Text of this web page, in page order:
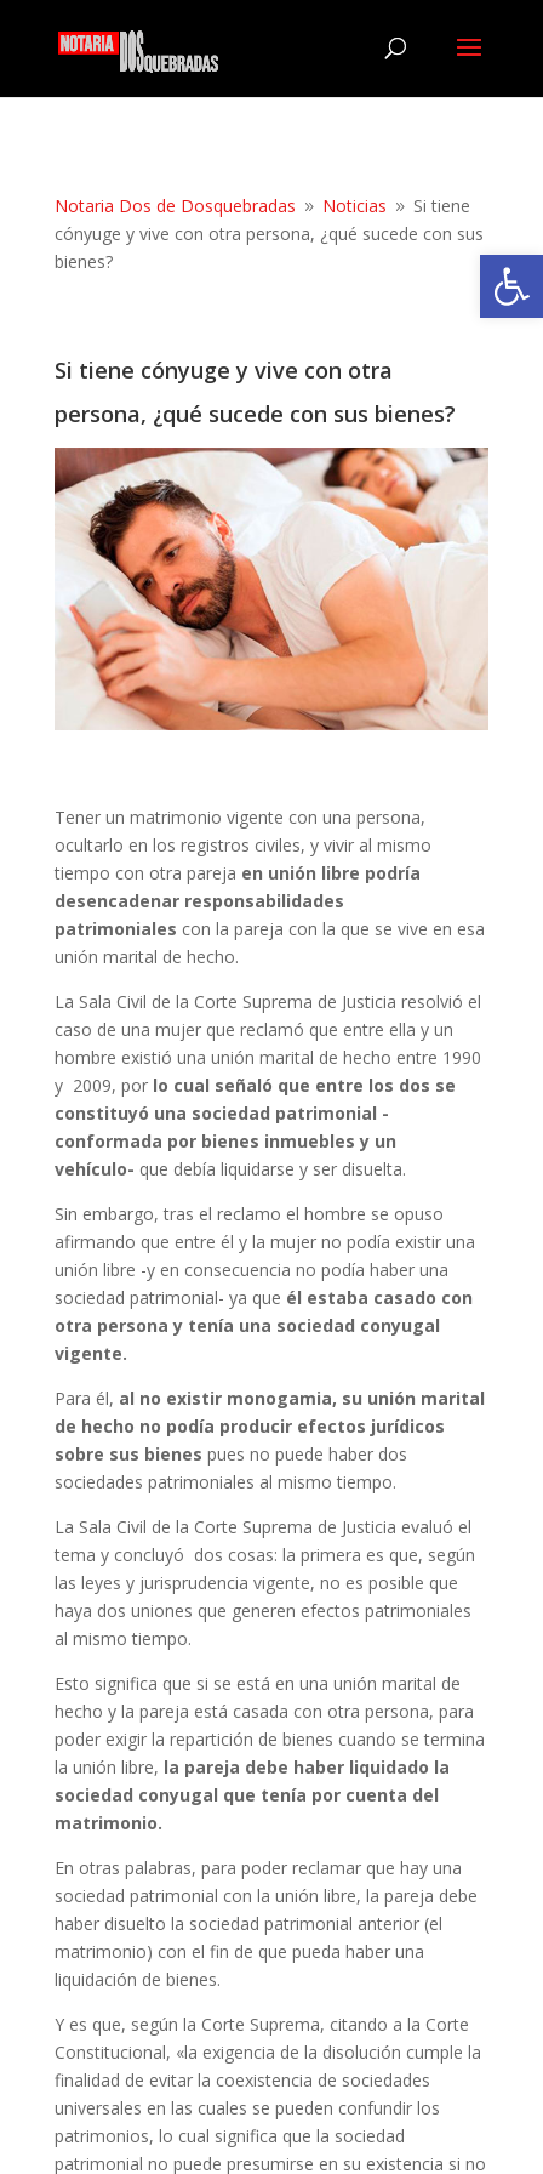
Notaria Dos de Dosquebradas 9 Noticias 9 Si tiene
cónyuge y vive con otra persona, ¿qué sucede con sus
bienes?
Si tiene cónyuge y vive con otra
persona, ¿qué sucede con sus bienes?
Tener un matrimonio vigente con una persona,
ocultarlo en los registros civiles, y vivir al mismo
tiempo con otra pareja en unión libre podría
desencadenar responsabilidades
patrimoniales con la pareja con la que se vive en esa
unión marital de hecho.
La Sala Civil de la Corte Suprema de Justicia resolvió el
caso de una mujer que reclamó que entre ella y un
hombre existió una unión marital de hecho entre 1990
y 2009, por lo cual señaló que entre los dos se
constituyó una sociedad patrimonial -
conformada por bienes inmuebles y un
vehículo- que debía liquidarse y ser disuelta.
Sin embargo, tras el reclamo el hombre se opuso
afirmando que entre él y la mujer no podía existir una
unión libre -y en consecuencia no podía haber una
sociedad patrimonial- ya que él estaba casado con
otra persona y tenía una sociedad conyugal
vigente.
Para él, al no existir monogamia, su unión marital
de hecho no podía producir efectos jurídicos
sobre sus bienes pues no puede haber dos
sociedades patrimoniales al mismo tiempo.
La Sala Civil de la Corte Suprema de Justicia evaluó el
tema y concluyó dos cosas: la primera es que, según
las leyes y jurisprudencia vigente, no es posible que
haya dos uniones que generen efectos patrimoniales
al mismo tiempo.
Esto significa que si se está en una unión marital de
hecho y la pareja está casada con otra persona, para
poder exigir la repartición de bienes cuando se termina
la unión libre, la pareja debe haber liquidado la
sociedad conyugal que tenía por cuenta del
matrimonio.
En otras palabras, para poder reclamar que hay una
sociedad patrimonial con la unión libre, la pareja debe
haber disuelto la sociedad patrimonial anterior (el
matrimonio) con el fin de que pueda haber una
liquidación de bienes.
Y es que, según la Corte Suprema, citando a la Corte
Constitucional, «la exigencia de la disolución cumple la
finalidad de evitar la coexistencia de sociedades
universales en las cuales se pueden confundir los
patrimonios, lo cual significa que la sociedad
patrimonial no puede presumirse en su existencia si no